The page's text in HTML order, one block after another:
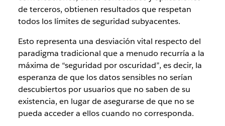
de terceros, obtienen resultados que respetan
todos los límites de seguridad subyacentes.
Esto representa una desviación vital respecto del
paradigma tradicional que a menudo recurría a la
máxima de “seguridad por oscuridad”, es decir, la
esperanza de que los datos sensibles no serían
descubiertos por usuarios que no saben de su
existencia, en lugar de asegurarse de que no se
pueda acceder a ellos cuando no corresponda.